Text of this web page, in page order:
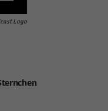
Logo